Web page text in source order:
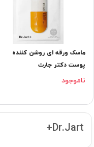
ماسک ورقه ای روشن کننده
پوست دکتر جارت
ناموجود
Dr.Jart+